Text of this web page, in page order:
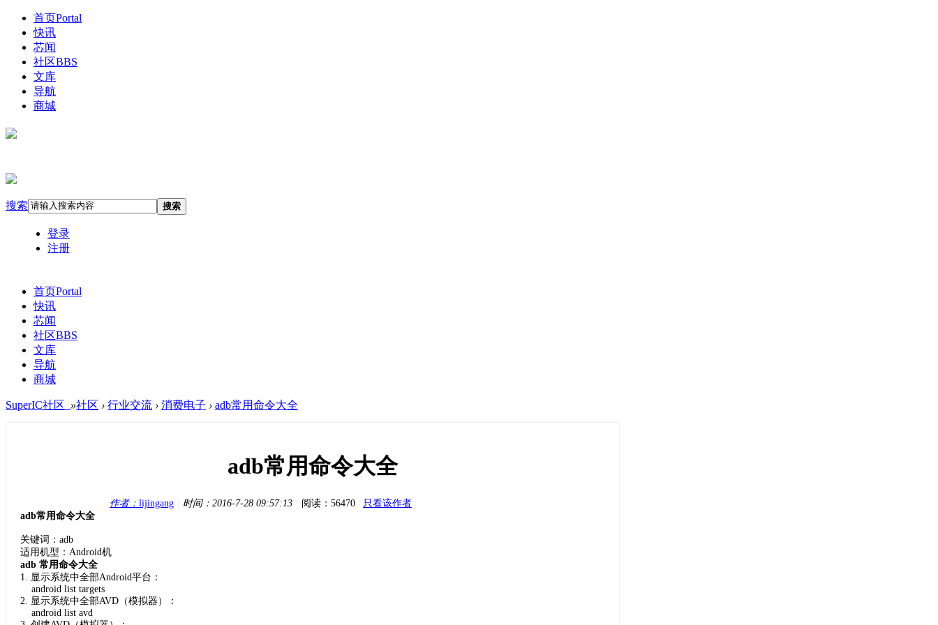
首页Portal
快讯
芯闻
社区BBS
文库
导航
商城
搜索 搜索
登录
注册
首页Portal
快讯
芯闻
社区BBS
文库
导航
商城
SuperIC社区_ »社区 › 行业交流 › 消费电子 › adb常用命令大全
adb常用命令大全
作者： lijingang 时间： 2016-7-28 09:57:13 阅读：56470
只看该作者
adb常用命令大全
关键词： adb
适用机型：Android机
adb 常用命令大全
1. 显示系统中全部Android平台：
android list targets
2. 显示系统中全部AVD（模拟器）：
android list avd